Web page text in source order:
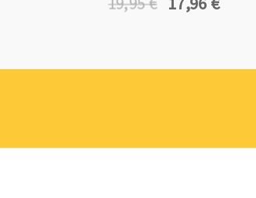
Le
était :
Le
est :